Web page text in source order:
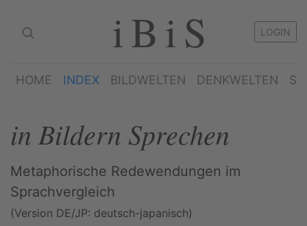
iBiS LOGIN
HOME INDEX BILDWELTEN DENKWELTEN
in Bildern Sprechen
Metaphorische Redewendungen im
Sprachvergleich
(Version DE/JP: deutsch-japanisch)